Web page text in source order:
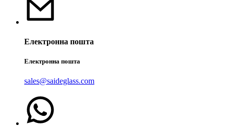
Електронна пошта
Електронна пошта
sales@saideglass.com